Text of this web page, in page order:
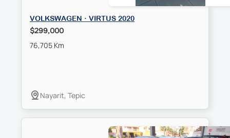
VOLKSWAGEN · VIRTUS 2020
$299,000
76,705 Km
Nayarit, Tepic